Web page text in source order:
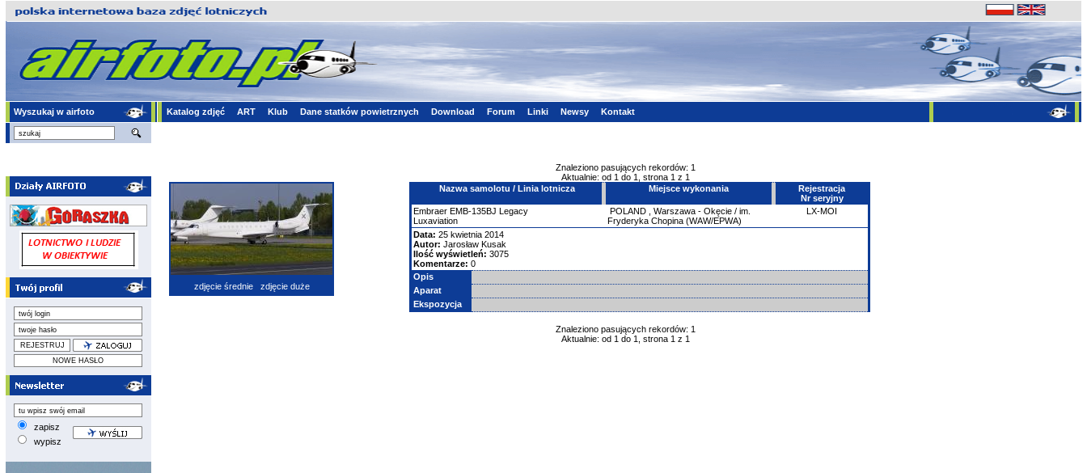
Wyszukaj w airfoto Katalog zdjęć ART Klub Dane statków powietrznych Download Forum Linki Newsy Kontakt
zapisz
wypisz
Znaleziono pasujących rekordów: 1
Aktualnie: od 1 do 1, strona 1 z 1
zdjęcie średnie zdjęcie duże
Nazwa samolotu / Linia lotnicza Miejsce wykonania
Rejestracja
Nr seryjny
Embraer EMB-135BJ Legacy
Luxaviation
POLAND
Warszawa - Okęcie / im.
Fryderyka Chopina (WAW/EPWA)
LX-MOI
Data: 25 kwietnia 2014
Autor: Jarosław Kusak
Ilość wyświetleń: 3075
Komentarze: 0
Opis
Aparat
Ekspozycja
Znaleziono pasujących rekordów: 1
Aktualnie: od 1 do 1, strona 1 z 1